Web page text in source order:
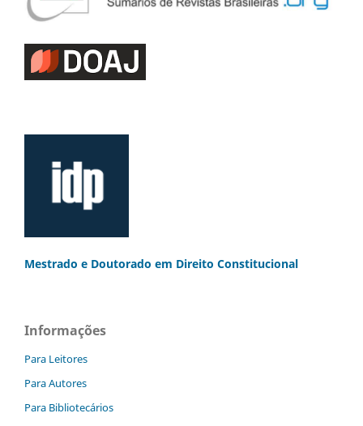
Mestrado e Doutorado em Direito Constitucional
Informações
Para Leitores
Para Autores
Para Bibliotecários